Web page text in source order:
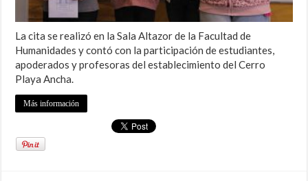
La cita se realizó en la Sala Altazor de la Facultad de
Humanidades y contó con la participación de estudiantes,
apoderados y profesoras del establecimiento del Cerro
Playa Ancha.
Más información